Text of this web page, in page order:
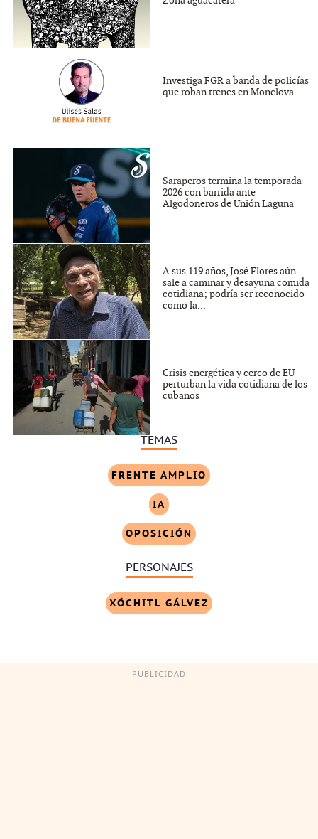
Investiga FGR a banda de policías
que roban trenes en Monclova
Saraperos termina la temporada
2026 con barrida ante
Algodoneros de Unión Laguna
A sus 119 años, José Flores aún
sale a caminar y desayuna comida
cotidiana; podría ser reconocido
como la...
Crisis energética y cerco de EU
perturban la vida cotidiana de los
cubanos
TEMAS
FRENTE AMPLIO
IA
OPOSICIÓN
PERSONAJES
XÓCHITL GÁLVEZ
PUBLICIDAD